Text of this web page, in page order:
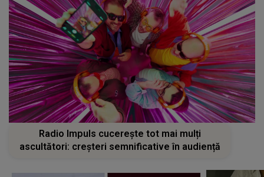
Radio Impuls cucerește tot mai mulți
ascultători: creșteri semnificative în audiență